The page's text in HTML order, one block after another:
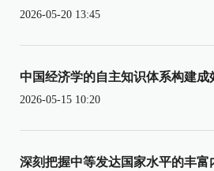
2026-05-20 13:45
中国经济学的自主知识体系构建成
2026-05-15 10:20
深刻把握中等发达国家水平的丰富